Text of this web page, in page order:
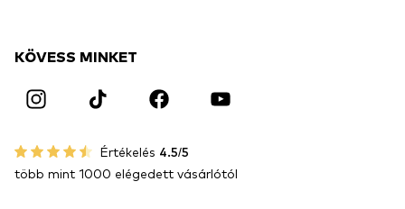
KÖVESS MINKET
Értékelés 4.5/5
több mint 1000 elégedett vásárlótól